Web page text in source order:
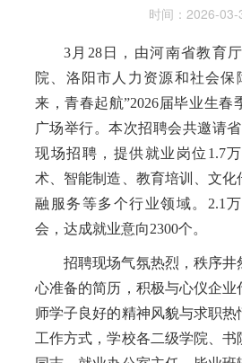
时间：2026-03-
3月28日，由河南省教育
院、洛阳市人力资源和社会保
来，青春起航”2026届毕业生春
广场举行。本次招聘会共邀请
现场招聘，提供就业岗位1.7
术、智能制造、教育培训、文化
融服务等多个行业领域。2.1
会，达成就业意向2300个。
招聘现场气氛热烈，秩序
心准备的简历，积极与心仪企业
师学子良好的精神风貌与求职
工作方式，学校各二级学院、